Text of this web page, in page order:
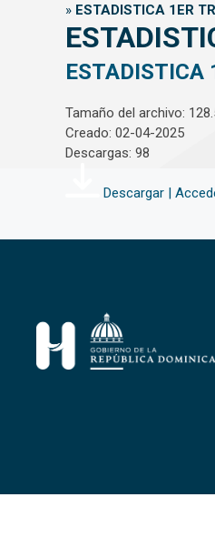
» ESTADISTICA 1ER
ESTADISTICA
Tamaño del archivo:
Creado: 02-04-2025
Descargas: 98
Descargar |